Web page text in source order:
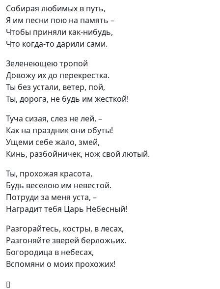
Текст произведения
Собирая любимых в путь,
Я им песни пою на память –
Чтобы приняли как-нибудь,
Что когда-то дарили сами.
Зеленеющею тропой
Довожу их до перекрестка.
Ты без устали, ветер, пой,
Ты, дорога, не будь им жесткой!
Туча сизая, слез не лей, –
Как на праздник они обуты!
Ущеми себе жало, змей,
Кинь, разбойничек, нож свой лютый.
Ты, прохожая красота,
Будь веселою им невестой.
Потруди за меня уста, –
Наградит тебя Царь Небесный!
Разгорайтесь, костры, в лесах,
Разгоняйте зверей берложьих.
Богородица в небесах,
Вспомяни о моих прохожих!